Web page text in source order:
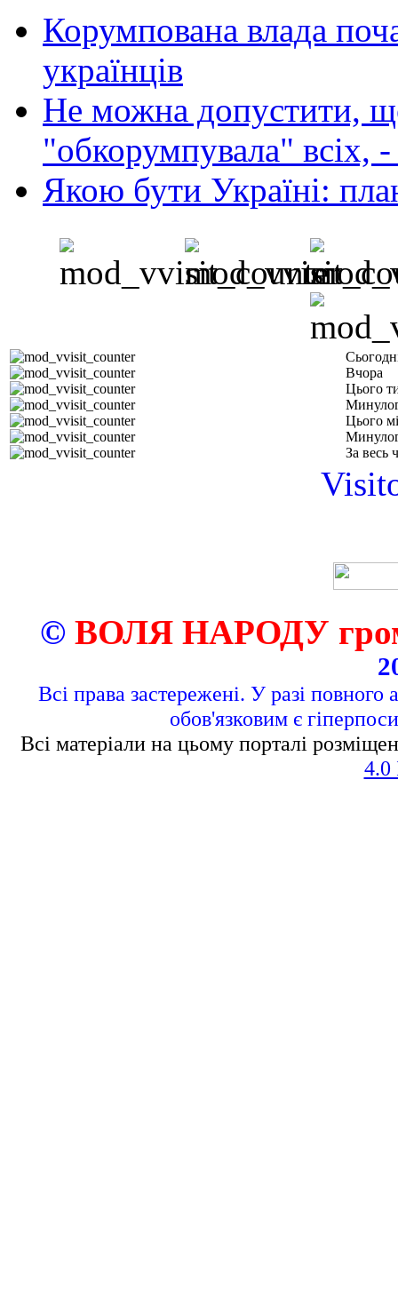
Корумпована влада
українців
Не можна допустити,
"обкорумпувала" всіх,
Якою бути Україні:
Вчора
Цього
Цього
За весь
© ВОЛЯ НАРОДУ
Всі права застережені. У разі повного
обов'язковим є
Всі матеріали на цьому порталі
4.0